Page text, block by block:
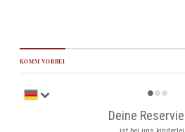
KOMM VORBEI